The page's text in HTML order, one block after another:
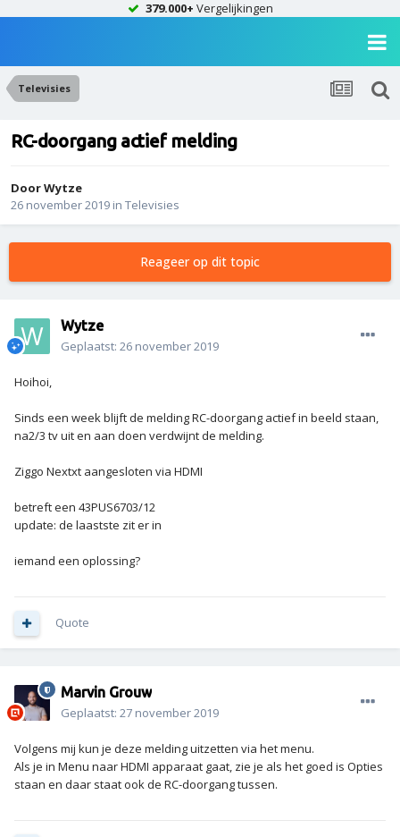
379.000+ Vergelijkingen
Televisies
RC-doorgang actief melding
DoorWytze
26 november 2019 in Televisies
Reageer op dit topic
Wytze
Geplaatst: 26 november 2019
Hoihoi,
Sinds een week blijft de melding RC-doorgang actief in beeld staan,
na2/3 tv uit en aan doen verdwijnt de melding.
Ziggo Nextxt aangesloten via HDMI
betreft een 43PUS6703/12
update: de laastste zit er in
iemand een oplossing?
Quote
Marvin Grouw
Geplaatst: 27 november 2019
Volgens mij kun je deze melding uitzetten via het menu.
Als je in Menu naar HDMI apparaat gaat, zie je als het goed is Opties
staan en daar staat ook de RC-doorgang tussen.